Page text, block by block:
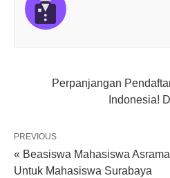
Perpanjangan
Indonesia!
PREVIOUS
« Beasiswa Mahasiswa
Untuk Mahasiswa Surabaya